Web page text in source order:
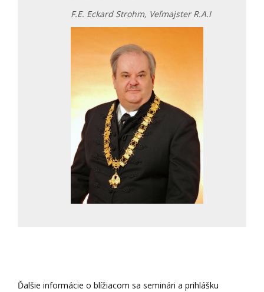
F.E. Eckard Strohm, Veľmajster R.A.I
Ďalšie informácie o blížiacom sa seminári a prihlášku